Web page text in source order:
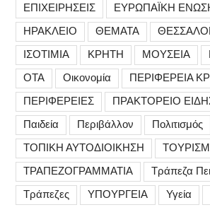
ΕΠΙΧΕΙΡΗΣΕΙΣ
ΕΥΡΩΠΑΪΚΗ
ΗΡΑΚΛΕΙΟ
ΘΕΜΑΤΑ
ΙΣΟΤΙΜΙΑ
ΚΡΗΤΗ ΜΟΥΣΕΙΑ
ΟΤΑ
Οικονομία
ΠΕΡΙΦΕΡΕΙΑ
ΠΕΡΙΦΕΡΕΙΕΣ
ΠΡΑΚΤΟΡΕΙΟ
Παιδεία
Περιβάλλον Πολιτισμός
ΤΟΠΙΚΗ ΑΥΤΟΔΙΟΙΚΗΣΗ
ΤΡΑΠΕΖΟΓΡΑΜΜΑΤΙΑ
Τράπεζα
Τράπεζες
ΥΠΟΥΡΓΕΙΑ Υγεία